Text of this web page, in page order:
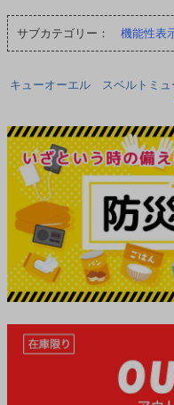
サブカテゴリー： 機能性表
キューオーエル スベルトミ